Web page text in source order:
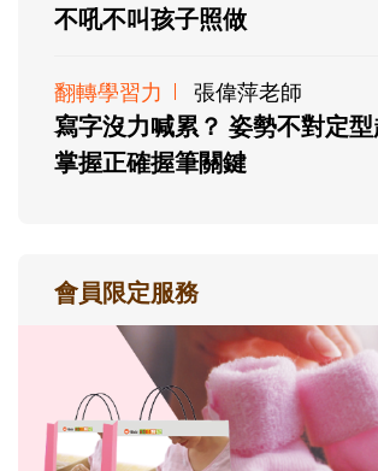
不吼不叫孩子照做
翻轉學習力 張偉萍老師
寫字沒力喊累？ 姿勢不對定型
掌握正確握筆關鍵
會員限定服務